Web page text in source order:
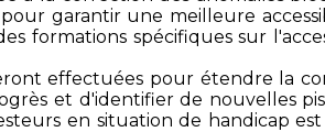
garantir une meilleure
formations spécifiques sur
effectuées pour étendre la
et d'identifier de nouvelles
en situation de handicap